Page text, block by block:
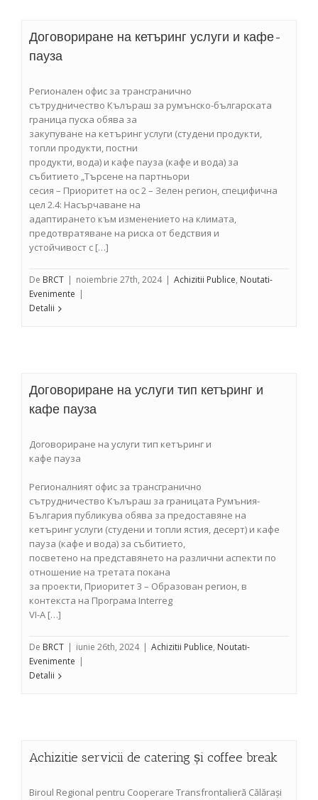
Договориране на кетъринг услуги и кафе-
пауза
Регионален офис за трансгранично
сътрудничество Кълъраш за румънско-българската
граница пуска обява за
закупуване на кетъринг услуги (студени продукти,
топли продукти, постни
продукти, вода) и кафе пауза (кафе и вода) за
събитието „Търсене на партньори
сесия – Приоритет на ос 2 – Зелен регион, специфична
цел 2.4: Насърчаване на
адаптирането към изменението на климата,
предотвратяване на риска от бедствия и
устойчивост с […]
De BRCT | noiembrie 27th, 2024 | Achizitii Publice, Noutati-
Evenimente |
Detalii
Договориране на услуги тип кетъринг и
кафе пауза
Договориране на услуги тип кетъринг и
кафе пауза
Регионалният офис за трансгранично
сътрудничество Кълъраш за границата Румъния-
България публикува обява за предоставяне на
кетъринг услуги (студени и топли ястия, десерт) и кафе
пауза (кафе и вода) за събитието,
посветено на представянето на различни аспекти по
отношение на третата покана
за проекти, Приоритет 3 – Образован регион, в
контекста на Програма Interreg
VI-A […]
De BRCT | iunie 26th, 2024 | Achizitii Publice, Noutati-
Evenimente |
Detalii
Achizitie servicii de catering și coffee break
Biroul Regional pentru Cooperare Transfrontalieră Călărași